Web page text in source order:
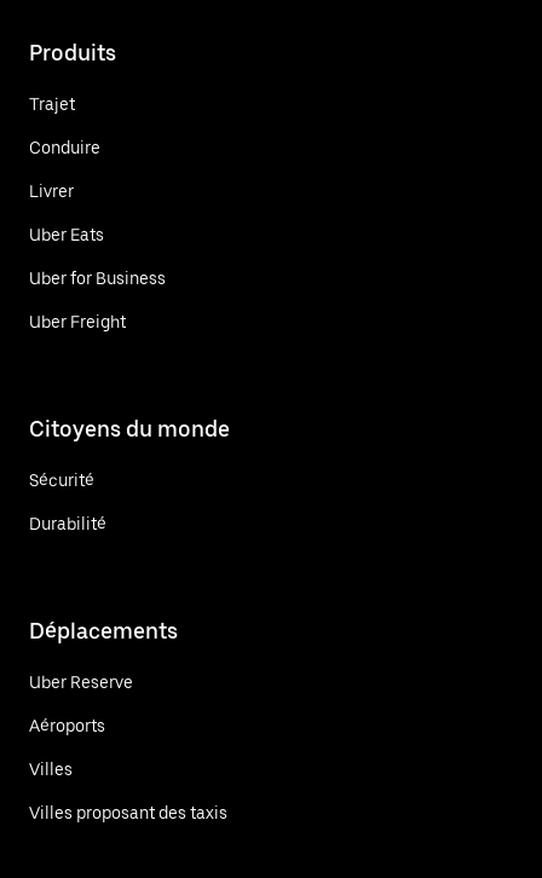
Produits
Trajet
Conduire
Livrer
Uber Eats
Uber for Business
Uber Freight
Citoyens du monde
Sécurité
Durabilité
Déplacements
Uber Reserve
Aéroports
Villes
Villes proposant des taxis